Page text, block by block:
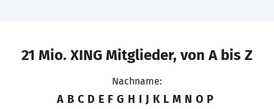
21 Mio. XING Mitglieder, von A bis Z
Nachname:
A B C D E F G H I J K L M N O P